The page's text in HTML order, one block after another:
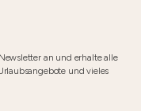
an und erhalte alle
und vieles